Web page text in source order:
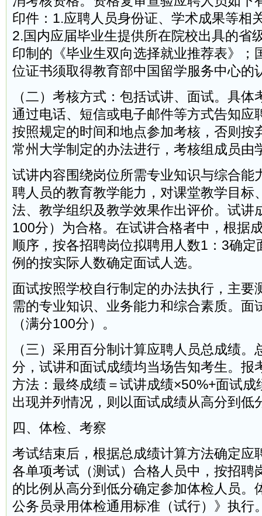
印件：1.应聘人员身份证、学术成果等相
2.国内应届毕业生提供所在院校出具的省
印制的《毕业生双向选择就业推荐表》；
位证书须取得教育部中国留学服务中心的
（二）考核方式：包括试讲、面试。具
通过电话、短信或电子邮件等方式告知应
按照规定的时间和地点参加考核，否则按
常州大学制定的办法进行，考核组成员由
试讲内容围绕岗位所需专业知识与综合能
聘人员的教育教学能力，对课堂教学目标
法、教学组织及教学效果作出评价。试讲
100分）为合格。在试讲合格者中，根据
顺序，按各招聘岗位拟聘用人数1：3确定
例的按实际人数确定面试人选。
面试按照学校自行制定的办法执行，主要
需的专业知识、业务能力和综合素质。面
（满分100分）。
（三）采用百分制计算应聘人员总成绩。
分，试讲和面试成绩均当场告知考生。报
方法：最终成绩＝试讲成绩×50%+面试成
出现并列情况，则以面试成绩从高分到低
四、体检、考察
考试结束后，根据总成绩计算方法确定应
各单项考试（测试）合格人员中，按招聘
的比例从高分到低分确定参加体检人员。
公务员录用体检通用标准（试行）》执行